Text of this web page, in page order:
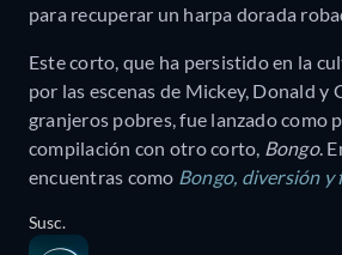
para recuperar un harpa dorada
Este corto, que ha persistido en la
por las escenas de Mickey, Donald y
granjeros pobres, fue lanzado como
compilación con otro corto, Bongo.
encuentras como Bongo, diversión y
Susc.